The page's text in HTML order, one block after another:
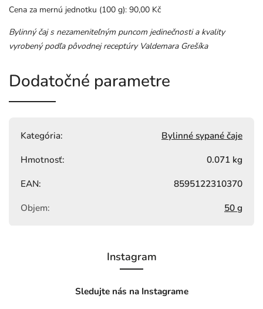
Cena za mernú jednotku (100 g): 90,00 Kč
Bylinný čaj s nezameniteľným puncom jedinečnosti a kvality
vyrobený podľa pôvodnej receptúry Valdemara Grešíka
Dodatočné parametre
Kategória:
Bylinné sypané čaje
Hmotnosť:
0.071 kg
EAN:
8595122310370
Objem: 50 g
Instagram
Sledujte nás na Instagrame